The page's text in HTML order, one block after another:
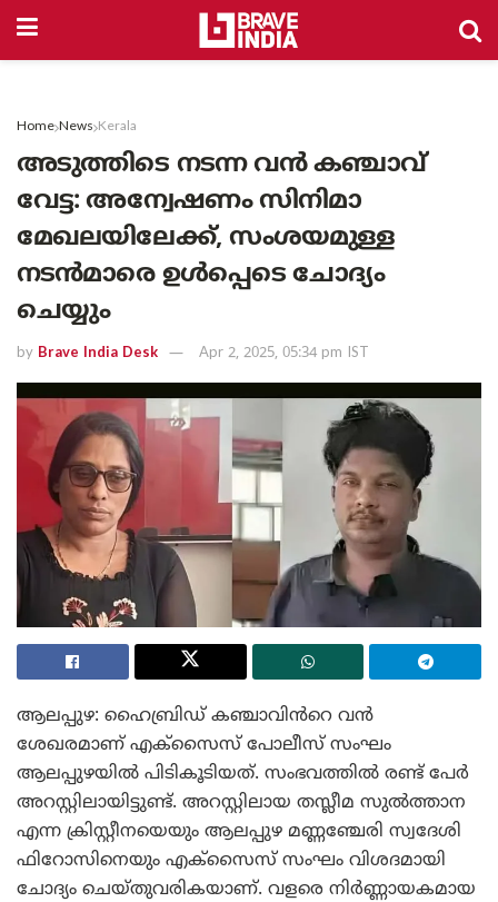
Home News Kerala
അടുത്തിടെ നടന്ന വൻ കഞ്ചാവ്
വേട്ട: അന്വേഷണം സിനിമാ
മേഖലയിലേക്ക്, സംശയമുള്ള
നടൻമാരെ ഉൾപ്പെടെ ചോദ്യം
ചെയ്യും
by Brave India Desk Apr 2, 2025, 05:34 pm IST
ആലപ്പുഴ: ഹൈബ്രിഡ് കഞ്ചാവിൻറെ വൻ
ശേഖരമാണ് എക്സൈസ് പോലീസ് സംഘം
ആലപ്പുഴയിൽ പിടികൂടിയത്. സംഭവത്തിൽ രണ്ട് പേർ
അറസ്റ്റിലായിട്ടുണ്ട്. അറസ്റ്റിലായ തസ്ലീമ സുൽത്താന
എന്ന ക്രിസ്റ്റീനയെയും ആലപ്പുഴ മണ്ണഞ്ചേരി സ്വദേശി
ഫിറോസിനെയും എക്സൈസ് സംഘം വിശദമായി
ചോദ്യം ചെയ്തുവരികയാണ്. വളരെ നിർണ്ണായകമായ